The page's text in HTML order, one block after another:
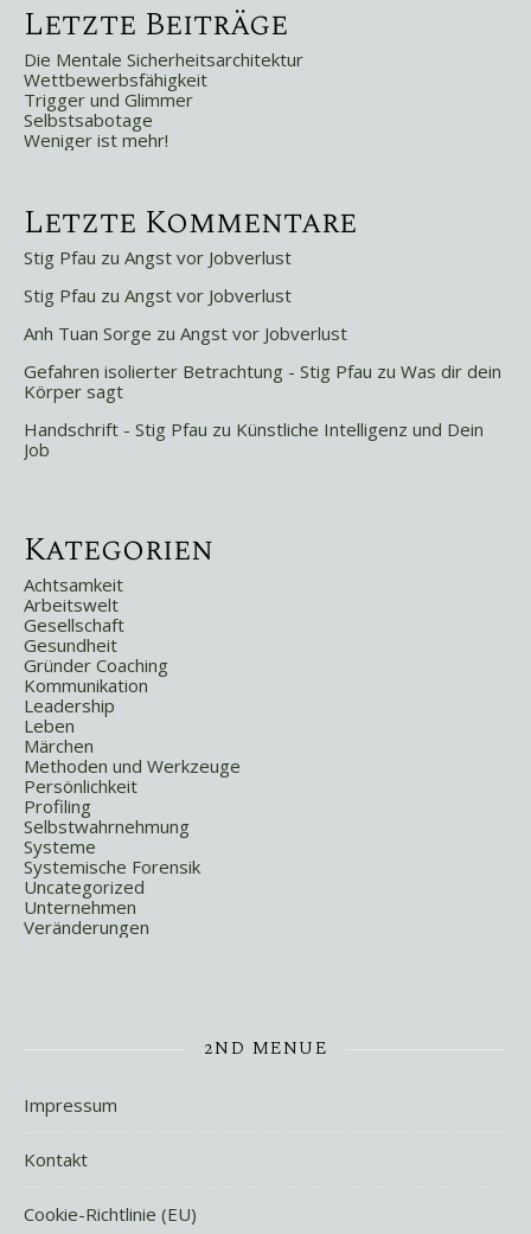
Letzte Beiträge
Die Mentale Sicherheitsarchitektur
Wettbewerbsfähigkeit
Trigger und Glimmer
Selbstsabotage
Weniger ist mehr!
Letzte Kommentare
Stig Pfau zu Angst vor Jobverlust
Stig Pfau zu Angst vor Jobverlust
Anh Tuan Sorge zu Angst vor Jobverlust
Gefahren isolierter Betrachtung - Stig Pfau zu Was dir dein
Körper sagt
Handschrift - Stig Pfau zu Künstliche Intelligenz und Dein
Job
Kategorien
Achtsamkeit
Arbeitswelt
Gesellschaft
Gesundheit
Gründer Coaching
Kommunikation
Leadership
Leben
Märchen
Methoden und Werkzeuge
Persönlichkeit
Profiling
Selbstwahrnehmung
Systeme
Systemische Forensik
Uncategorized
Unternehmen
Veränderungen
2ND MENUE
Impressum
Kontakt
Cookie-Richtlinie (EU)